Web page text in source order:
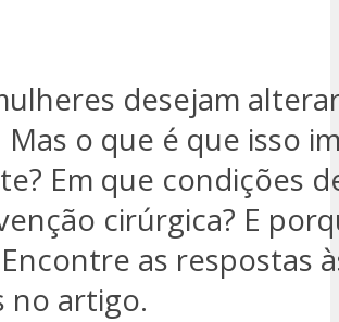
desejam
o que é que isso
Em que condições
cirúrgica? E
as respostas
no artigo.